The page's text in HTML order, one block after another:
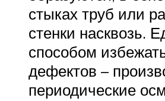
стыках труб или
стенки насквозь.
способом
дефектов –
периодические